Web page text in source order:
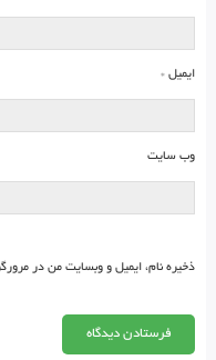
ایمیل *
وب‌ سایت
ذخیره نام، ایمیل و وبسایت من در